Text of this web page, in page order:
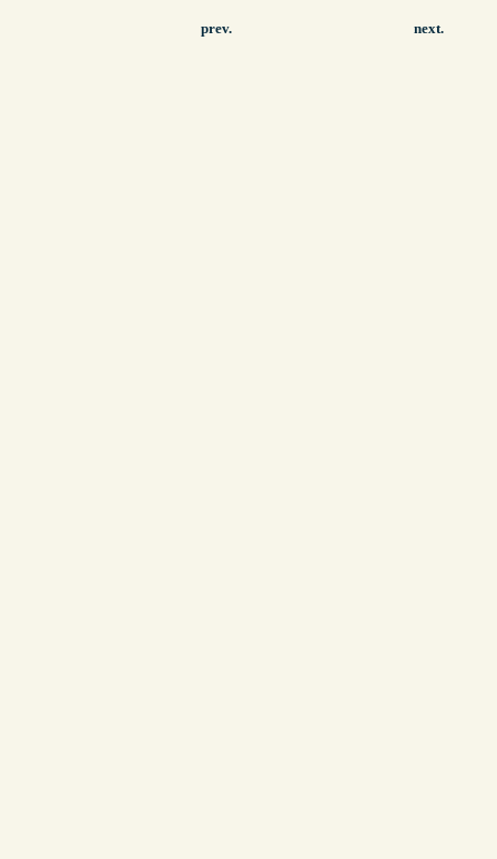
prev. next.